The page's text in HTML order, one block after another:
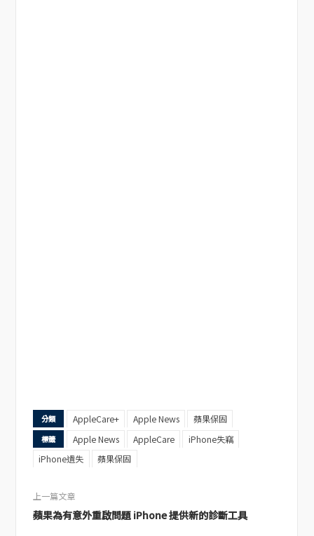
分類 AppleCare+ Apple News 蘋果保固
標籤 Apple News AppleCare
iPhone失竊
iPhone遺失
蘋果保固
上一篇文章
蘋果為有意外重啟問題 iPhone 提供新的診斷工具